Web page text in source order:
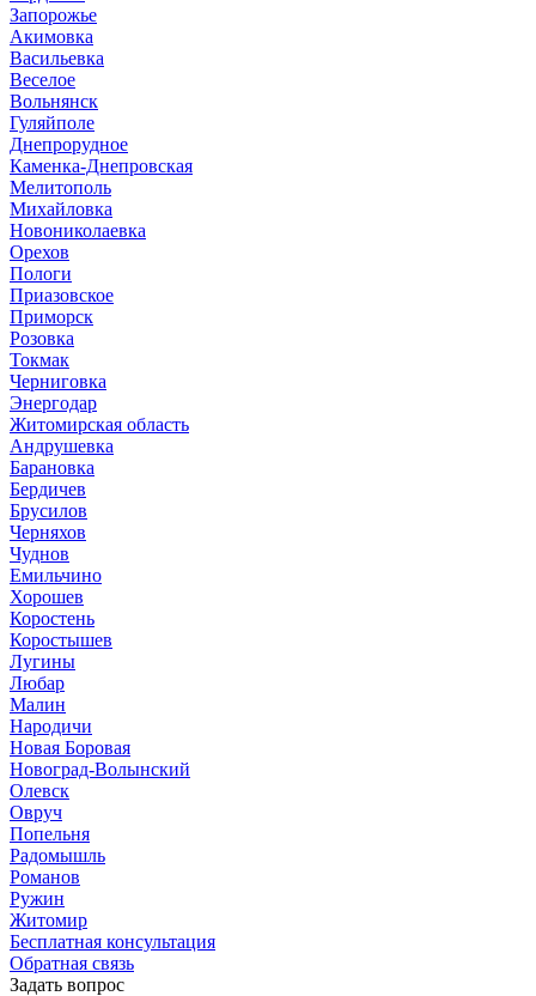
Запорожье
Акимовка
Васильевка
Веселое
Вольнянск
Гуляйполе
Днепрорудное
Каменка-Днепровская
Мелитополь
Михайловка
Новониколаевка
Орехов
Пологи
Приазовское
Приморск
Розовка
Токмак
Черниговка
Энергодар
Житомирская область
Андрушевка
Барановка
Бердичев
Брусилов
Черняхов
Чуднов
Емильчино
Хорошев
Коростень
Коростышев
Лугины
Любар
Малин
Народичи
Новая Боровая
Новоград-Волынский
Олевск
Овруч
Попельня
Радомышль
Романов
Ружин
Житомир
Бесплатная консультация
Обратная связь
Задать вопрос